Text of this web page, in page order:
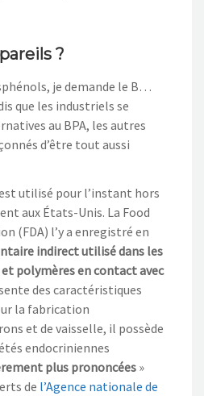
?
je demande le B…
que les industriels se
au BPA, les autres
d’être tout aussi
utilisé pour l’instant hors
aux États-Unis. La Food
(FDA) l’y a enregistré en
indirect utilisé dans les
polymères en contact avec
des caractéristiques
la fabrication
et de vaisselle, il possède
endocriniennes
plus prononcées »
de l’Agence nationale de